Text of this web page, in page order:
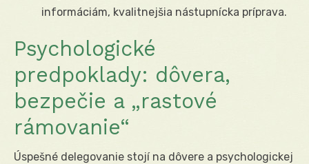
informáciám, kvalitnejšia nástupnícka príprava.
Psychologické
predpoklady: dôvera,
bezpečie a „rastové
rámovanie“
Úspešné delegovanie stojí na dôvere a psychologickej